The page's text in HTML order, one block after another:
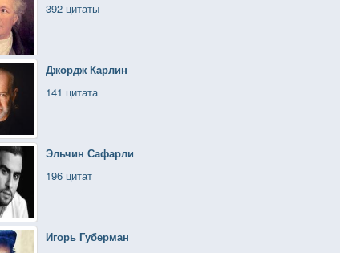
392 цитаты
Джордж Карлин
141 цитата
Эльчин Сафарли
196 цитат
Игорь Губерман